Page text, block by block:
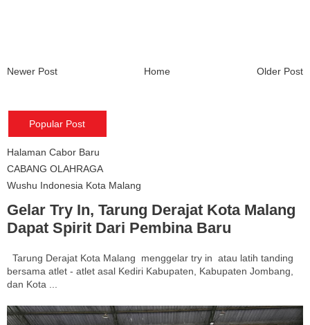
Newer Post Older Post
Home
Popular Post
Halaman Cabor Baru
CABANG OLAHRAGA
Wushu Indonesia Kota Malang
Gelar Try In, Tarung Derajat Kota Malang
Dapat Spirit Dari Pembina Baru
Tarung Derajat Kota Malang menggelar try in atau latih tanding
bersama atlet - atlet asal Kediri Kabupaten, Kabupaten Jombang,
dan Kota ...